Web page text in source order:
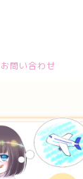
お問い合わせ